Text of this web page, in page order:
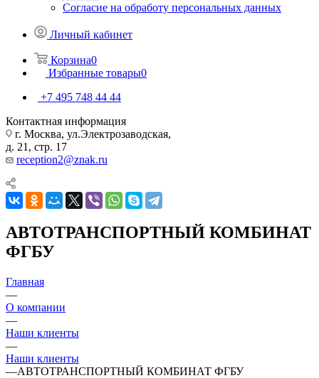
Согласие на обработу персональных данных
Личный кабинет
Корзина0
Избранные товары0
+7 495 748 44 44
Контактная информация
г. Москва, ул.Электрозаводская,
д. 21, стр. 17
reception2@znak.ru
АВТОТРАНСПОРТНЫЙ КОМБИНАТ
ФГБУ
Главная
—
О компании
—
Наши клиенты
—
Наши клиенты
—АВТОТРАНСПОРТНЫЙ КОМБИНАТ ФГБУ